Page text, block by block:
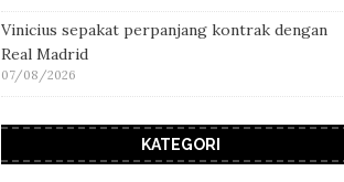
Vinicius sepakat perpanjang kontrak dengan
Real Madrid
07/08/2026
KATEGORI